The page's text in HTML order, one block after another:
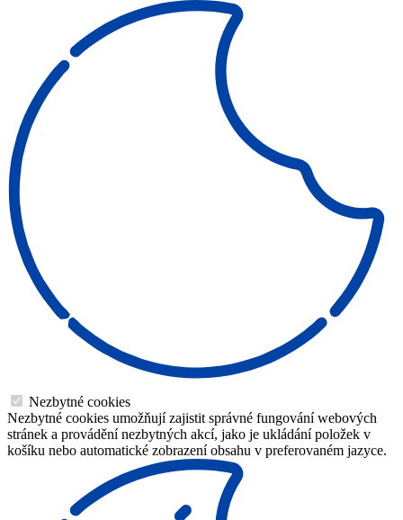
Nezbytné cookies
Nezbytné cookies umožňují zajistit správné fungování webových
stránek a provádění nezbytných akcí, jako je ukládání položek v
košíku nebo automatické zobrazení obsahu v preferovaném jazyce.